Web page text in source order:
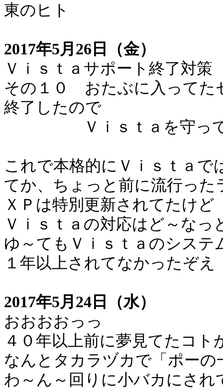
東のヒト
2017年5月26日（金）
Ｖｉｓｔａサポート終了対策
その１０ おたぶに入ってた
終了したので
Ｖｉｓｔａを守ってた
これで本格的にＶｉｓｔａ
てか、ちょっと前に流行っ
ＸＰは特別更新されてたけど
Ｖｉｓｔａの対応はど～なっ
ゆ～てもＶｉｓｔａのシステ
１年以上されてなかったぞえ
2017年5月24日（水）
おおおおっっ
４０年以上前に夢見てたコト
なんとタカラヅカで「ポーの
わ～ん～回りに小バカにさ